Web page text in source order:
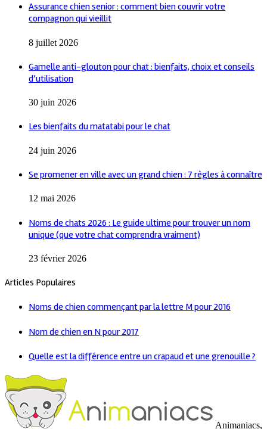
Assurance chien senior : comment bien couvrir votre
compagnon qui vieillit
8 juillet 2026
Gamelle anti-glouton pour chat : bienfaits, choix et conseils
d’utilisation
30 juin 2026
Les bienfaits du matatabi pour le chat
24 juin 2026
Se promener en ville avec un grand chien : 7 règles à connaître
12 mai 2026
Noms de chats 2026 : Le guide ultime pour trouver un nom
unique (que votre chat comprendra vraiment)
23 février 2026
Articles Populaires
Noms de chien commençant par la lettre M pour 2016
Nom de chien en N pour 2017
Quelle est la différence entre un crapaud et une grenouille ?
Animaniacs,